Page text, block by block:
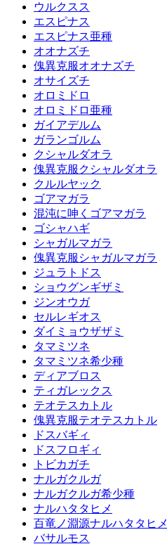
ウルクスス
エスピナス
エスピナス亜種
オオナズチ
傀異克服オオナズチ
オサイズチ
オロミドロ
オロミドロ亜種
ガイアデルム
ガランゴルム
クシャルダオラ
傀異克服クシャルダオラ
クルルヤック
ゴアマガラ
混沌に呻くゴアマガラ
ゴシャハギ
シャガルマガラ
傀異克服シャガルマガラ
ジュラトドス
ショウグンギザミ
ジンオウガ
セルレギオス
ダイミョウザザミ
タマミツネ
タマミツネ希少種
ディアブロス
ティガレックス
テオテスカトル
傀異克服テオテスカトル
ドスバギィ
ドスフロギィ
トビカガチ
ナルガクルガ
ナルガクルガ希少種
ナルハタタヒメ
百竜ノ淵源ナルハタタヒメ
バサルモス